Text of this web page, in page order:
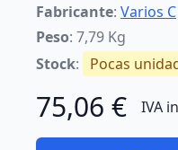
Fabricante: Varios C
Peso: 7,79 Kg
Stock: Pocas
75,06 € IVA